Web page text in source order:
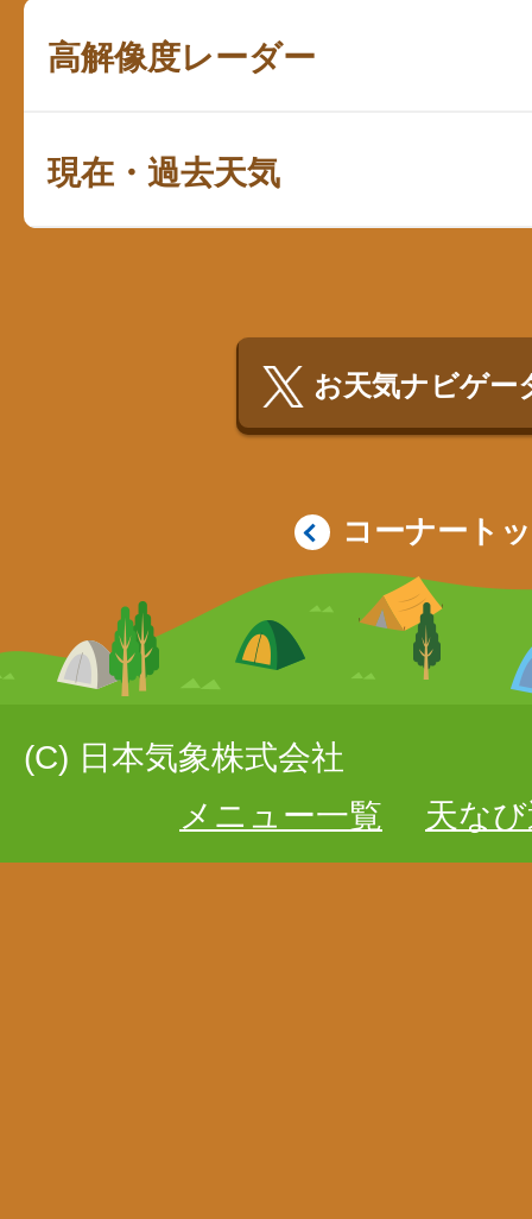
高解像度レーダー
現在・過去天気
お天気ナビゲー
コーナート
(C) 日本気象株式会社
メニュー一覧
天な